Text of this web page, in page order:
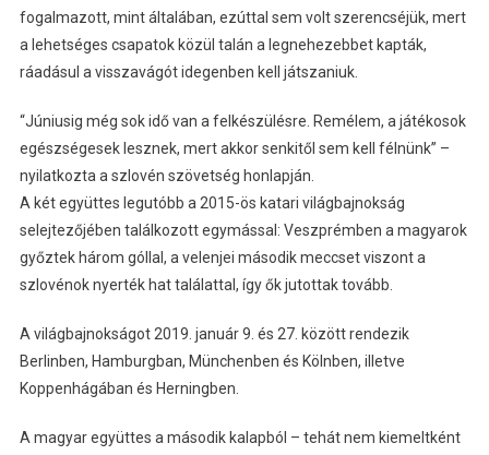
fogalmazott, mint általában, ezúttal sem volt szerencséjük, mert
a lehetséges csapatok közül talán a legnehezebbet kapták,
ráadásul a visszavágót idegenben kell játszaniuk.
“Júniusig még sok idő van a felkészülésre. Remélem, a játékosok
egészségesek lesznek, mert akkor senkitől sem kell félnünk” –
nyilatkozta a szlovén szövetség honlapján.
A két együttes legutóbb a 2015-ös katari világbajnokság
selejtezőjében találkozott egymással: Veszprémben a magyarok
győztek három góllal, a velenjei második meccset viszont a
szlovénok nyerték hat találattal, így ők jutottak tovább.
A világbajnokságot 2019. január 9. és 27. között rendezik
Berlinben, Hamburgban, Münchenben és Kölnben, illetve
Koppenhágában és Herningben.
A magyar együttes a második kalapból – tehát nem kiemeltként